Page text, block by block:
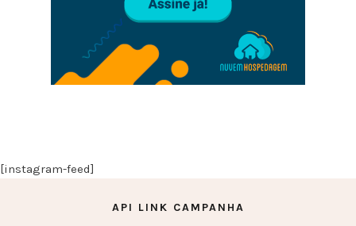
[instagram-feed]
API LINK CAMPANHA